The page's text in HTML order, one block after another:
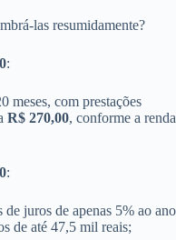
las resumidamente?
:
meses, com prestações
R$ 270,00, conforme a renda
:
juros de apenas 5% ao ano
de até 47,5 mil reais;